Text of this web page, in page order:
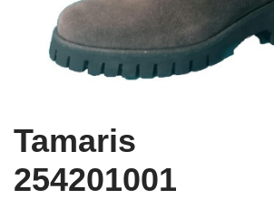
Tamaris
254201001